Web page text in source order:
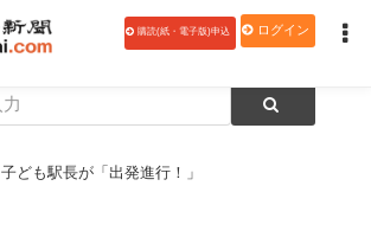
購読(紙・電子版)申込 ログイン
子ども駅長が「出発進行！」